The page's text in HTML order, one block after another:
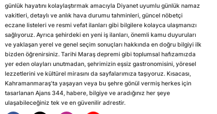
günlük hayatını kolaylaştırmak amacıyla Diyanet uyumlu günlük namaz
vakitleri, detaylı ve anlık hava durumu tahminleri, güncel nöbetçi
eczane listeleri ve resmi vefat ilanları gibi bilgilere kolayca ulaşmanızı
sağlıyoruz. Ayrıca şehirdeki en yeni iş ilanları, önemli kamu duyuruları
ve yaklaşan yerel ve genel seçim sonuçları hakkında en doğru bilgiyi ilk
bizden öğrenirsiniz. Tarihi Maraş depremi gibi toplumsal hafızamızda
yer eden olayları unutmadan, şehrimizin eşsiz gastronomisini, yöresel
lezzetlerini ve kültürel mirasını da sayfalarımıza taşıyoruz. Kısacası,
Kahramanmaraş'ta yaşayan veya bu şehre gönül vermiş herkes için
tasarlanan Ajans 344, habere, bilgiye ve aradığınız her şeye
ulaşabileceğiniz tek ve en güvenilir adrestir.